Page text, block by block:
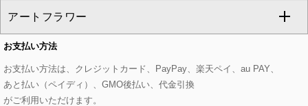
eur3
Maison de CINQ
スウェット・ジャージー
その他のトップス
セットアップパンツ
セットアップスカート
セットアップワンピース
チェスターコート
モッズコート
ステンカラーコート
ベルト・サスペンダー
帽子
ヘアアクセサリー
ピアス・イヤリング
ブレスレット・バングル
ブローチ・コサージュ
トートバッグ
ショルダーバッグ
ボストンバッグ
すべてのシューズ
パンプス
スニーカー
アートフラワー
すべてのアートフラワー
ローズ
お支払い方法
お支払い方法は、クレジットカード、PayPay、楽天ペイ、au PAY、
あと払い（ペイディ）、GMO後払い、代金引換
がご利用いただけます。